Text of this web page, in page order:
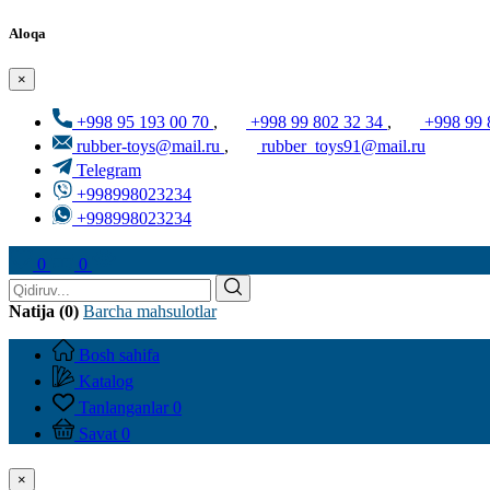
Aloqa
×
+998 95 193 00 70 , +998 99 802 32 34 ,
+998 99
rubber-toys@mail.ru ,
rubber_toys91@mail.ru
Telegram
+998998023234
+998998023234
0 0
Natija (0) Barcha mahsulotlar
Bosh sahifa
Katalog
Tanlanganlar 0
Savat 0
×